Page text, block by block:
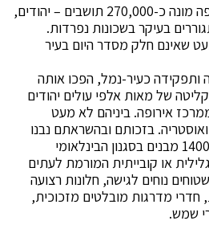
האוכלוסייה המגוונת של חיפה מונה כ-270,000 תושבים – יהודים,
בעיקר בשכונות נפרדות.
שאינם חלק מסדר היום בעיר
ותפקידה כעיר-נמל, הפכו אותה
20 למוקד קליטה של מאות אלפי עולים יהודים
אירופה. ביניהם לא מעט
בזכותם ובהשראתם נבנו
באזור הדר הכרמל יותר מ-1400 מבנים בסגנון הבינלאומי
או קובייתית המורמת לעתים
נוחים לגישה, חלונות רצועה
חדרי מדרגות מובלטים מזכוכית,
שמש.